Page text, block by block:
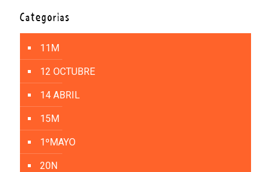
Categorías
11M
12 OCTUBRE
14 ABRIL
15M
1ºMAYO
20N